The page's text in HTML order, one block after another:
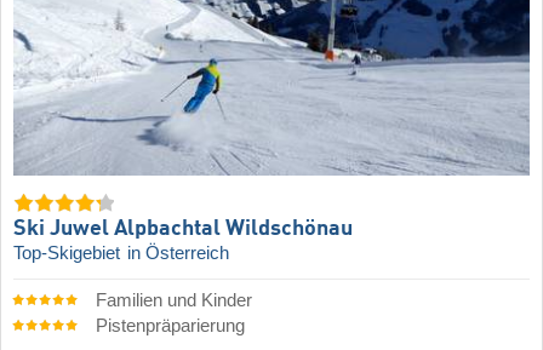
Ski Juwel Alpbachtal Wildschönau
Top-Skigebiet in Österreich
Familien und Kinder
Pistenpräparierung